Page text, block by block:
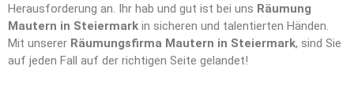
Herausforderung an. Ihr hab und gut ist bei uns Räumung
Mautern in Steiermark in sicheren und talentierten Händen.
Mit unserer Räumungsfirma Mautern in Steiermark, sind Sie
auf jeden Fall auf der richtigen Seite gelandet!